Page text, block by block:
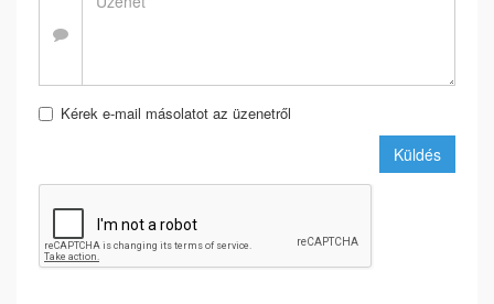
Kérek e-mail másolatot az üzenetről
Küldés